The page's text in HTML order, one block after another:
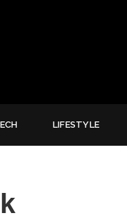
LIFESTYLE